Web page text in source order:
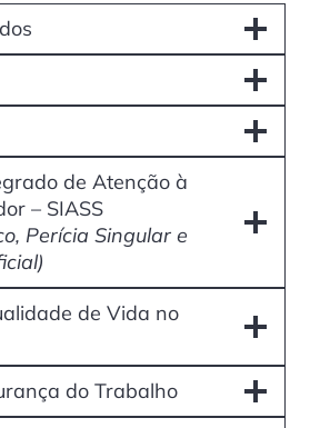
de Atenção à
– SIASS
Perícia Singular e
de Vida no
do Trabalho